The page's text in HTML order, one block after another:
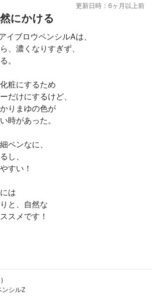
更新日時：6ヶ月以上前
にかける
イブロウペンシルAは、
、濃くなりすぎず、
。
粧にするため
だけにするけど、
りまゆの色が
時があった。
ペンなに、
し、
すい！
は
と、自然な
スメです！
ンシルZ